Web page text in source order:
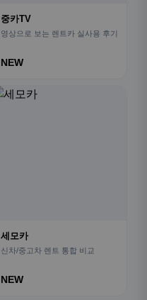
중카TV
영상으로 보는 렌트카 실사용 후기
NEW
세모카
신차/중고차 렌트 통합 비교
NEW